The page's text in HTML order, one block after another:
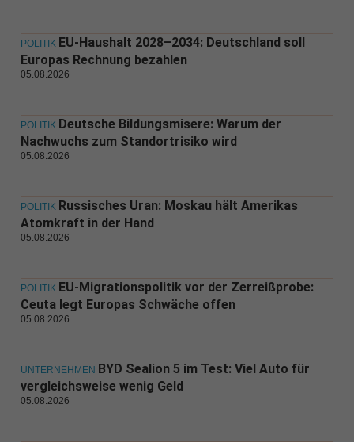
POLITIK EU-Haushalt 2028–2034: Deutschland soll
Europas Rechnung bezahlen
05.08.2026
POLITIK Deutsche Bildungsmisere: Warum der
Nachwuchs zum Standortrisiko wird
05.08.2026
POLITIK Russisches Uran: Moskau hält Amerikas
Atomkraft in der Hand
05.08.2026
POLITIK EU-Migrationspolitik vor der Zerreißprobe:
Ceuta legt Europas Schwäche offen
05.08.2026
UNTERNEHMEN BYD Sealion 5 im Test: Viel Auto für
vergleichsweise wenig Geld
05.08.2026